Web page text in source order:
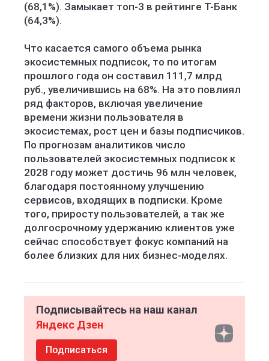
(68,1%). Замыкает топ-3 в рейтинге Т-Банк
(64,3%).
Что касается самого объема рынка
экосистемных подписок, то по итогам
прошлого года он составил 111,7 млрд
руб., увеличившись на 68%. На это повлиял
ряд факторов, включая увеличение
времени жизни пользователя в
экосистемах, рост цен и базы подписчиков.
По прогнозам аналитиков число
пользователей экосистемных подписок к
2028 году может достичь 96 млн человек,
благодаря постоянному улучшению
сервисов, входящих в подписки. Кроме
того, приросту пользователей, а так же
долгосрочному удержанию клиентов уже
сейчас способствует фокус компаний на
более близких для них бизнес-моделях.
Подписывайтесь на наш канал
Яндекс Дзен
Подписаться